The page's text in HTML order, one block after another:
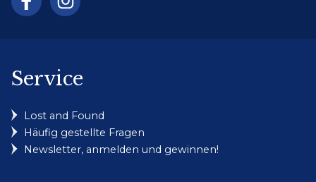
Service
Lost and Found
Häufig gestellte Fragen
Newsletter, anmelden und gewinnen!